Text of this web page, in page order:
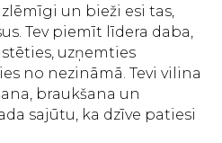
un bieži esi tas,
Tev piemīt līdera daba,
uzņemties
no nezināmā. Tevi vilina
braukšana un
sajūtu, ka dzīve patiesi